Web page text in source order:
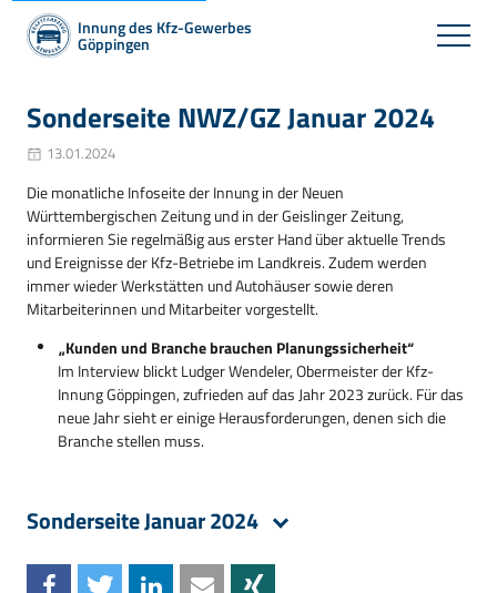
Innung des Kfz-Gewerbes
Göppingen
Sonderseite NWZ/GZ Januar 2024
13.01.2024
Die monatliche Infoseite der Innung in der Neuen
Württembergischen Zeitung und in der Geislinger Zeitung,
informieren Sie regelmäßig aus erster Hand über aktuelle Trends
und Ereignisse der Kfz-Betriebe im Landkreis. Zudem werden
immer wieder Werkstätten und Autohäuser sowie deren
Mitarbeiterinnen und Mitarbeiter vorgestellt.
„Kunden und Branche brauchen Planungssicherheit“
Im Interview blickt Ludger Wendeler, Obermeister der Kfz-
Innung Göppingen, zufrieden auf das Jahr 2023 zurück. Für das
neue Jahr sieht er einige Herausforderungen, denen sich die
Branche stellen muss.
Sonderseite Januar 2024